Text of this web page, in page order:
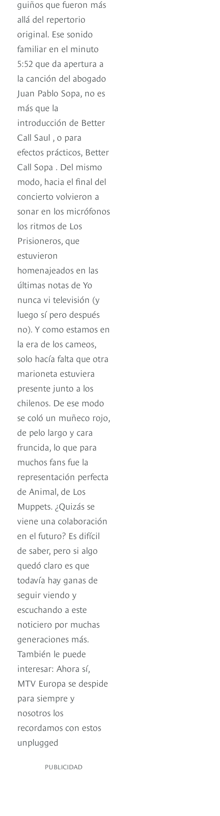
guiños que fueron más
allá del repertorio
original. Ese sonido
familiar en el minuto
5:52 que da apertura a
la canción del abogado
Juan Pablo Sopa, no es
más que la
introducción de Better
Call Saul , o para
efectos prácticos, Better
Call Sopa . Del mismo
modo, hacia el final del
concierto volvieron a
sonar en los micrófonos
los ritmos de Los
Prisioneros, que
estuvieron
homenajeados en las
últimas notas de Yo
nunca vi televisión (y
luego sí pero después
no). Y como estamos en
la era de los cameos,
solo hacía falta que otra
marioneta estuviera
presente junto a los
chilenos. De ese modo
se coló un muñeco rojo,
de pelo largo y cara
fruncida, lo que para
muchos fans fue la
representación perfecta
de Animal, de Los
Muppets. ¿Quizás se
viene una colaboración
en el futuro? Es difícil
de saber, pero si algo
quedó claro es que
todavía hay ganas de
seguir viendo y
escuchando a este
noticiero por muchas
generaciones más.
También le puede
interesar: Ahora sí,
MTV Europa se despide
para siempre y
nosotros los
recordamos con estos
unplugged
PUBLICIDAD